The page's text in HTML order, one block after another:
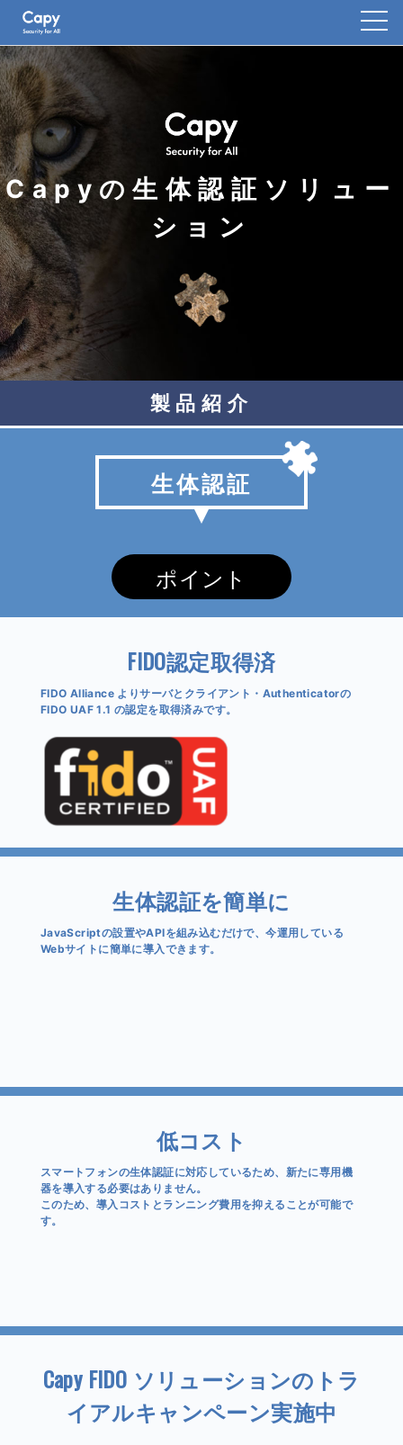
Capyの生体認証ソリュー
ション
製品紹介
生体認証
ポイント
FIDO認定取得済
FIDO Alliance よりサーバとクライアント・Authenticatorの
FIDO UAF 1.1 の認定を取得済みです。
生体認証を簡単に
JavaScriptの設置やAPIを組み込むだけで、今運用している
Webサイトに簡単に導入できます。
低コスト
スマートフォンの生体認証に対応しているため、新たに専用機
器を導入する必要はありません。
このため、導入コストとランニング費用を抑えることが可能で
す。
Capy FIDO ソリューションのトラ
イアルキャンペーン実施中